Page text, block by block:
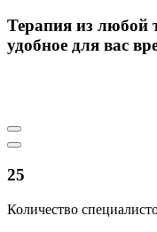
Терапия из любой
удобное для вас
25
Количество